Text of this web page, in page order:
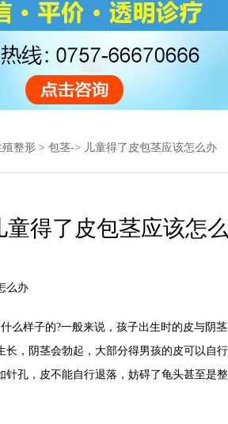
殖整形 > 包茎-> 儿童得了皮包茎应该怎么办
童得了皮包茎应该怎
么办
样子的?一般来说，孩子出生时的皮与阴茎
长，阴茎会勃起，大部分得男孩的皮可以自
针孔，皮不能自行退落，妨碍了龟头甚至是